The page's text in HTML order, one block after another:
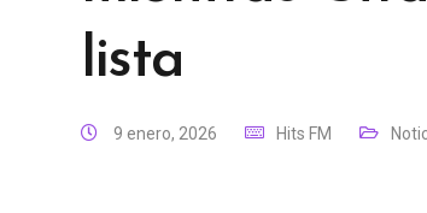
lista
9 enero, 2026 Hits FM